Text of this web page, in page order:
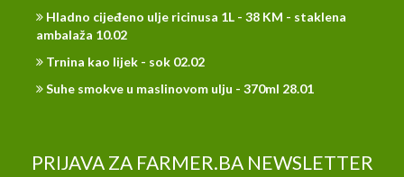
Hladno cijeđeno ulje ricinusa 1L - 38 KM - staklena
ambalaža 10.02
Trnina kao lijek - sok 02.02
Suhe smokve u maslinovom ulju - 370ml 28.01
PRIJAVA ZA FARMER.BA NEWSLETTER